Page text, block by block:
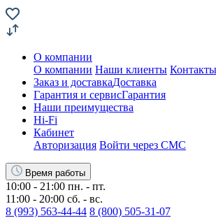
О компании
О компании Наши клиенты Контакты
Заказ и доставкаДоставка
Гарантия и сервисГарантия
Наши преимущества
Hi-Fi
Кабинет
Авторизация Войти через СМС
Время работы
10:00 - 21:00 пн. - пт.
11:00 - 20:00 сб. - вс.
8 (993) 563-44-44 8 (800) 505-31-07